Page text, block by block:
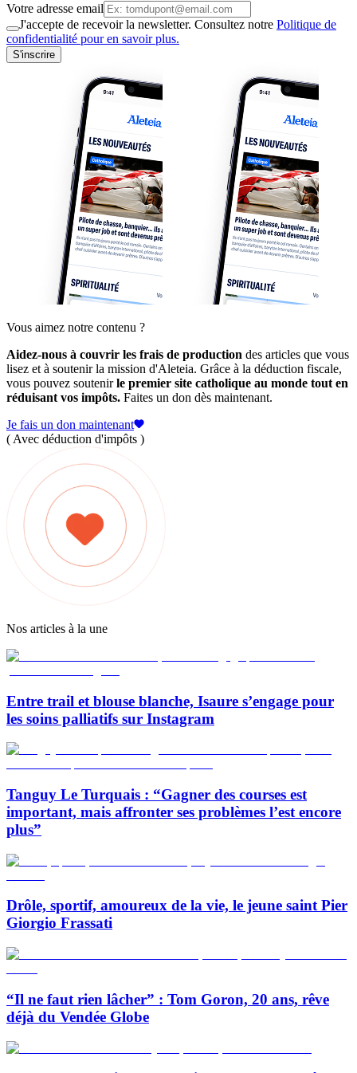
Votre adresse email
J'accepte de recevoir la newsletter. Consultez notre Politique de
confidentialité pour en savoir plus.
S'inscrire
Vous aimez notre contenu ?
Aidez-nous à couvrir les frais de production des articles que vous
lisez et à soutenir la mission d'Aleteia. Grâce à la déduction fiscale,
vous pouvez soutenirle premier site catholique au monde tout en
réduisant vos impôts. Faites un don dès maintenant.
Je fais un don maintenant
( Avec déduction d'impôts )
Nos articles à la une
Entre trail et blouse blanche, Isaure s’engage pour
les soins palliatifs sur Instagram
Tanguy Le Turquais : “Gagner des courses est
important, mais affronter ses problèmes l’est encore
plus”
Drôle, sportif, amoureux de la vie, le jeune saint Pier
Giorgio Frassati
“Il ne faut rien lâcher” : Tom Goron, 20 ans, rêve
déjà du Vendée Globe